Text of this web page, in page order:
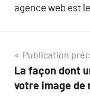
agence web est
de
Publication
La façon dont
votre image de